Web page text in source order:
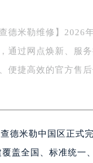
29号星耀天地写字
道5号盐城金融城写
路399号置地商务中
379号世茂天际中
705号嘉兴世界贸易
查德米勒维修】2026
通过网点焕新、服
便捷高效的官方售
德米勒中国区正式
盖全国、标准统